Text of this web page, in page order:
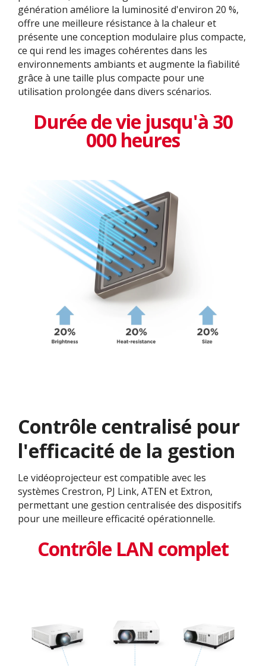
génération améliore la luminosité d'environ 20 %,
offre une meilleure résistance à la chaleur et
présente une conception modulaire plus compacte,
ce qui rend les images cohérentes dans les
environnements ambiants et augmente la fiabilité
grâce à une taille plus compacte pour une
utilisation prolongée dans divers scénarios.
Durée de vie jusqu'à 30
000 heures
Contrôle centralisé pour
l'efficacité de la gestion
Le vidéoprojecteur est compatible avec les
systèmes Crestron, PJ Link, ATEN et Extron,
permettant une gestion centralisée des dispositifs
pour une meilleure efficacité opérationnelle.
Contrôle LAN complet